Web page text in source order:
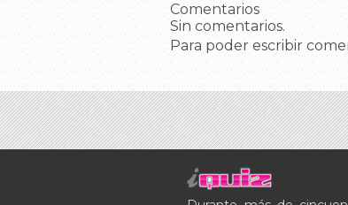
Comentarios
Sin comentarios.
Para poder escribir